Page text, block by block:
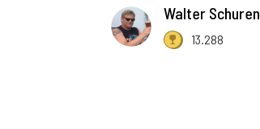
Walter Schuren
13.288